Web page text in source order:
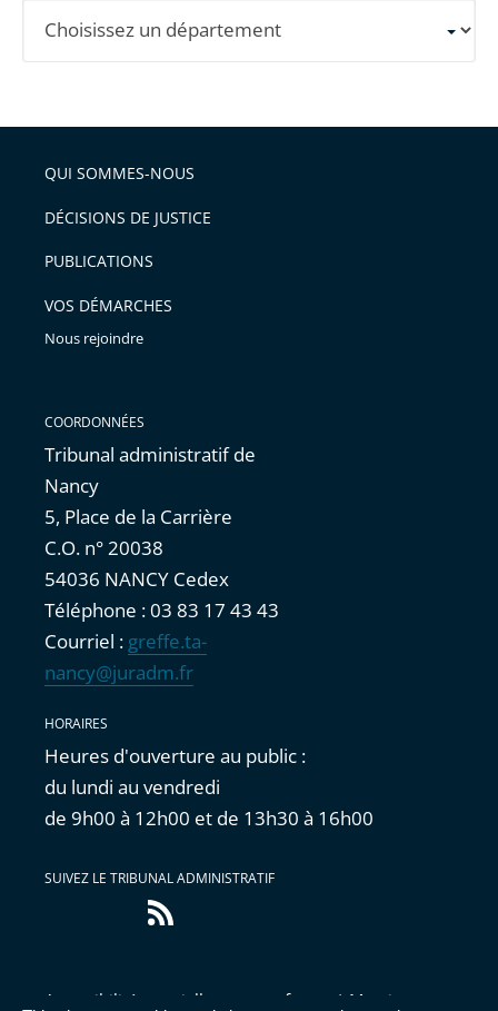
les
détaillées.
QUI SOMMES-NOUS
DÉCISIONS DE JUSTICE
PUBLICATIONS
VOS DÉMARCHES
Nous rejoindre
COORDONNÉES
Tribunal administratif de
Nancy
5, Place de la Carrière
C.O. n° 20038
54036 NANCY Cedex
Téléphone : 03 83 17 43 43
Courriel : greffe.ta-
nancy@juradm.fr
HORAIRES
Heures d'ouverture au public :
du lundi au vendredi
de 9h00 à 12h00 et de 13h30 à 16h00
SUIVEZ LE TRIBUNAL ADMINISTRATIF
Flux
RSS
Accessibilité : partiellement conforme | Mentions